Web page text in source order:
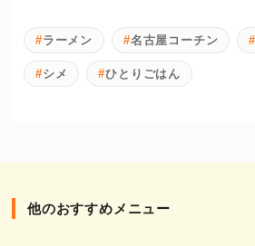
ラーメン 名古屋コーチン
シメ ひとりごはん
他のおすすめメニュー